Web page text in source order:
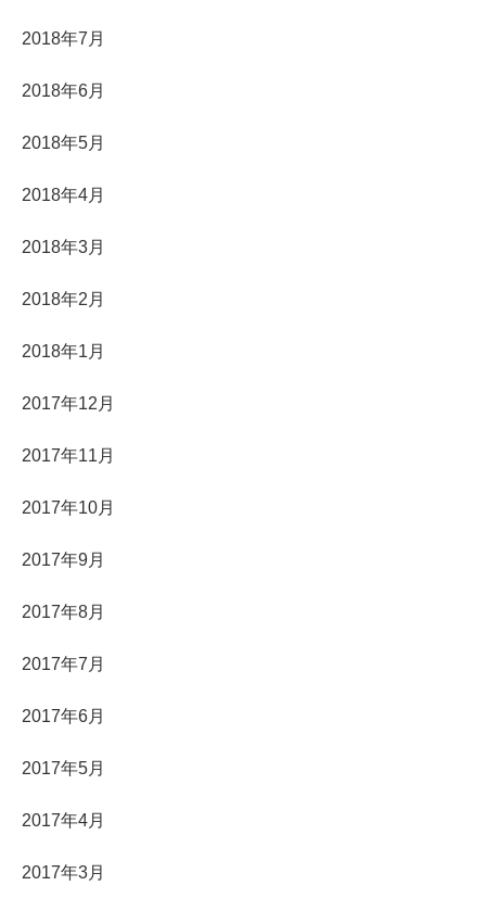
2018年7月
2018年6月
2018年5月
2018年4月
2018年3月
2018年2月
2018年1月
2017年12月
2017年11月
2017年10月
2017年9月
2017年8月
2017年7月
2017年6月
2017年5月
2017年4月
2017年3月